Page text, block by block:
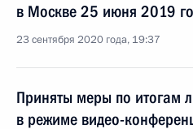
в Москве 25 июня 2019
23 сентября 2020 года, 19:37
Приняты меры по итогам
в режиме видео-